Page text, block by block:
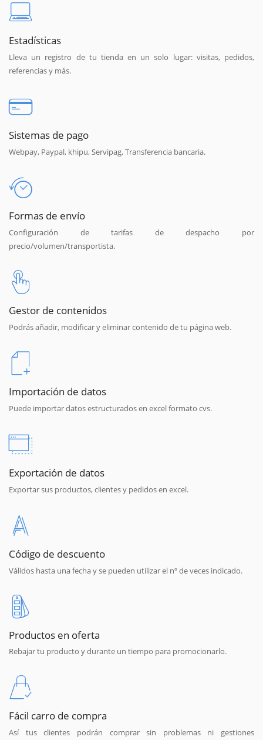
Estadísticas
Lleva un registro de tu tienda en un solo lugar: visitas, pedidos,
referencias y más.
Sistemas de pago
Webpay, Paypal, khipu, Servipag, Transferencia bancaria.
Formas de envío
Configuración de tarifas de despacho por
precio/volumen/transportista.
Gestor de contenidos
Podrás añadir, modificar y eliminar contenido de tu página web.
Importación de datos
Puede importar datos estructurados en excel formato cvs.
Exportación de datos
Exportar sus productos, clientes y pedidos en excel.
Código de descuento
Válidos hasta una fecha y se pueden utilizar el nº de veces indicado.
Productos en oferta
Rebajar tu producto y durante un tiempo para promocionarlo.
Fácil carro de compra
Así tus clientes podrán comprar sin problemas ni gestiones